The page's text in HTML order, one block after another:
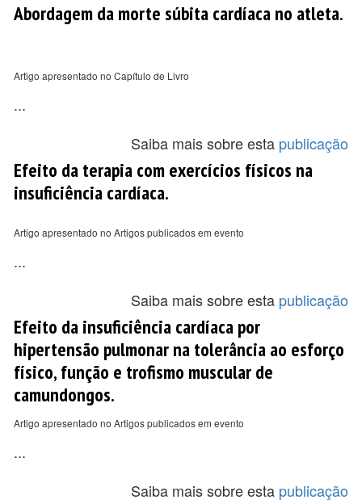
Abordagem da morte súbita cardíaca no atleta.
Artigo apresentado no Capítulo de Livro
...
Saiba mais sobre esta publicação
Efeito da terapia com exercícios físicos na
insuficiência cardíaca.
Artigo apresentado no Artigos publicados em evento
...
Saiba mais sobre esta publicação
Efeito da insuficiência cardíaca por
hipertensão pulmonar na tolerância ao esforço
físico, função e trofismo muscular de
camundongos.
Artigo apresentado no Artigos publicados em evento
...
Saiba mais sobre esta publicação